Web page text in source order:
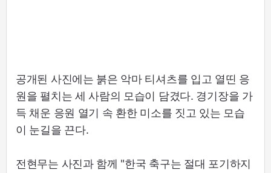
공개된 사진에는 붉은 악마 티셔츠를 입고 열띤 응
원을 펼치는 세 사람의 모습이 담겼다. 경기장을 가
득 채운 응원 열기 속 환한 미소를 짓고 있는 모습
이 눈길을 끈다.
전현무는 사진과 함께 "한국 축구는 절대 포기하지